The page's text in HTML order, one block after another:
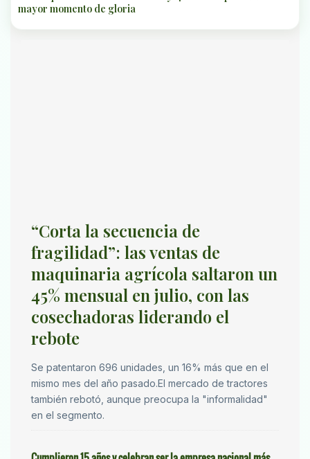
mayor momento de gloria
“Corta la secuencia de
fragilidad”: las ventas de
maquinaria agrícola saltaron un
45% mensual en julio, con las
cosechadoras liderando el
rebote
Se patentaron 696 unidades, un 16% más que en el
mismo mes del año pasado.El mercado de tractores
también rebotó, aunque preocupa la "informalidad"
en el segmento.